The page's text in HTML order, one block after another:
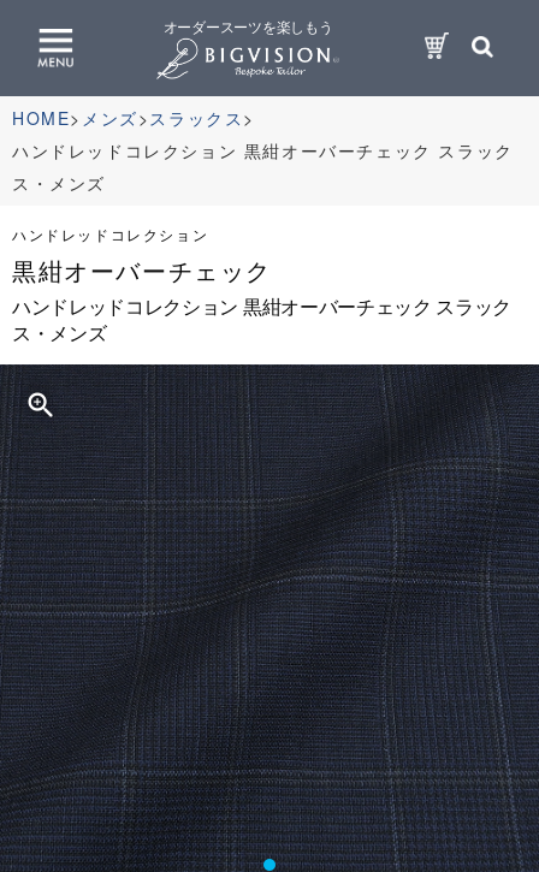
オーダースーツを楽しもう
HOME メンズ スラックス
ハンドレッドコレクション 黒紺オーバーチェック スラック
ス・メンズ
ハンドレッドコレクション
黒紺オーバーチェック
ハンドレッドコレクション 黒紺オーバーチェック スラック
ス・メンズ
zoom_in